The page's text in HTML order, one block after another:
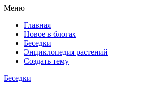
Меню
Главная
Новое в блогах
Беседки
Энциклопедия растений
Создать тему
Беседки